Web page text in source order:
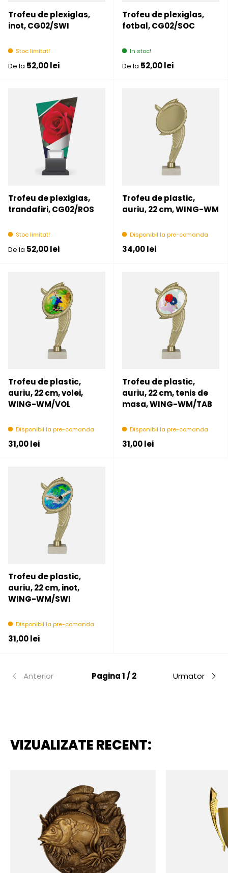
Trofeu de plexiglas,
inot, CG02/SWI
Stoc limitat!
Pret initial
De la 52,00 lei
Trofeu de plexiglas,
fotbal, CG02/SOC
In stoc!
Pret initial
De la 52,00 lei
Trofeu de plexiglas,
trandafiri, CG02/ROS
Stoc limitat!
Pret initial
De la 52,00 lei
Trofeu de plastic,
auriu, 22 cm, WING-WM
Disponibil la pre-comanda
Pret initial
34,00 lei
Trofeu de plastic,
auriu, 22 cm, volei,
WING-WM/VOL
Disponibil la pre-comanda
Pret initial
31,00 lei
Trofeu de plastic,
auriu, 22 cm, tenis de
masa, WING-WM/TAB
Disponibil la pre-comanda
Pret initial
31,00 lei
Trofeu de plastic,
auriu, 22 cm, inot,
WING-WM/SWI
Disponibil la pre-comanda
Pret initial
31,00 lei
Anterior Pagina 1 / 2 Urmator
VIZUALIZATE RECENT: